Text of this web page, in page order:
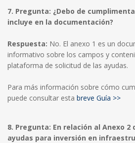
7. Pregunta: ¿Debo de
incluye en la documentación?
Respuesta: No. El anexo 1 es un
informativo sobre los campos y
plataforma de solicitud de las ayudas.
Para más información sobre cómo
puede consultar esta breve Guía >>
8. Pregunta: En relación al Anexo
ayudas para inversión en